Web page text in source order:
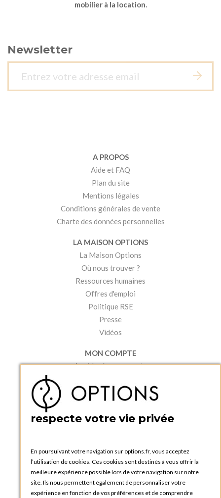
mobilier à la location.
Newsletter
A PROPOS
Aide et FAQ
Plan du site
Mentions légales
Conditions générales de vente
Charte des données personnelles
LA MAISON OPTIONS
La Maison Options
Où nous trouver ?
Ressources humaines
Offres d'emploi
Politique RSE
Presse
Vidéos
MON COMPTE
Accéder à mon compte
Créer un compte
PRATIQUE
Catalogues et bons de commande
Tutoriels
respecte votre vie privée
En poursuivant votre navigation sur options.fr, vous acceptez
l’utilisation de cookies. Ces cookies sont destinés à vous offrir la
meilleure expérience possible lors de votre navigation sur notre
site. Ils nous permettent également de personnaliser votre
expérience en fonction de vos préférences et de comprendre